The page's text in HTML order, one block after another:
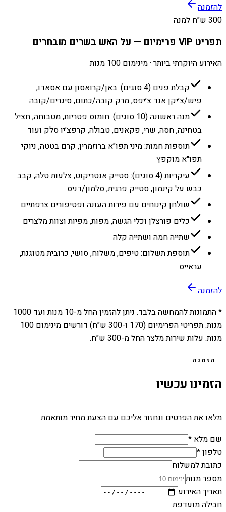
להזמנה
300 ש״ח למנה
תפריט VIP פרימיום — על האש בשרים מובחרים
האירוע היוקרתי ביותר · מינימום 100 מנות
קבלת פנים (4 סוגים): באן/קרואסון עם אסאדו,
פיש/צ׳יקן אנד צ׳יפס, מרק קובה/כתום, סיגרים/קובה
מנה ראשונה (10 סוגים): חומוס פטריות, מטבוחה, חציל
בטחינה, חסה, שרי, פקאנים, טבולה, קרפצ׳יו סלק ועוד
תוספות חמות: מיני תפו״א ברוזמרין, קרם בטטה, ניוקי
תפו״א מוקפץ
עיקריות (4 סוגים): סטייק אנטריקוט, צלעות טלה, קבב
כבש על קינמון, סטייק פרגית, סלמון/דניס
שולחן קינוחים עם פירות העונה ופטיפורים צרפתיים
כלים פורצלן וכלי הגשה, מפות, מפיות וצוות מלצרים
שתייה חמה ושתייה קלה
תוספת תשלום: טיפים, משלוח, סושי, כרובית מטוגנת,
עראייס
להזמנה
* התמונות להמחשה בלבד. ניתן להזמין החל מ-10 מנות ועד 1000
מנות. תפריטי הפרימיום (170 ו-300 ש״ח) דורשים מינימום 100
מנות. עלות שירות מלצר החל מ-300 ש״ח.
הזמנה
הזמינו עכשיו
מלאו את הפרטים ונחזור אליכם עם הצעת מחיר מותאמת
שם מלא *
טלפון *
כתובת למשלוח
מספר מנות
תאריך האירוע
חבילה מועדפת